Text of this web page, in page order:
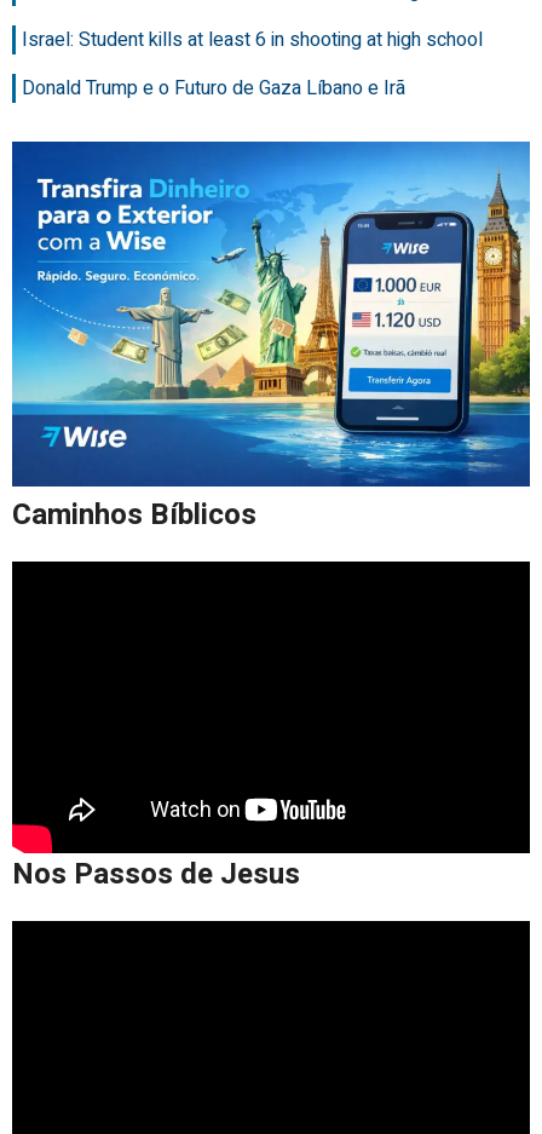
Israel: Student kills at least 6 in shooting at high school
Donald Trump e o Futuro de Gaza Líbano e Irã
Caminhos Bíblicos
Nos Passos de Jesus